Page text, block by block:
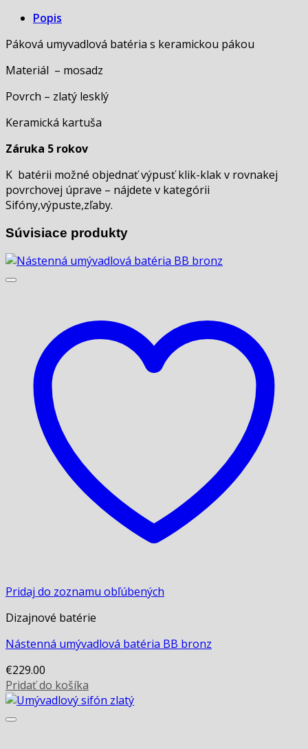
Popis
Páková umyvadlová batéria s keramickou pákou
Materiál – mosadz
Povrch – zlatý lesklý
Keramická kartuša
Záruka 5 rokov
K batérii možné objednať výpusť klik-klak v rovnakej
povrchovej úprave – nájdete v kategórii
Sifóny,výpuste,zľaby.
Súvisiace produkty
Pridaj do zoznamu obľúbených
Dizajnové batérie
Nástenná umývadlová batéria BB bronz
€229.00
Pridať do košíka